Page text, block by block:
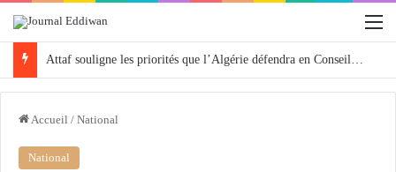
Attaf souligne les priorités que l’Algérie défendra en Conseil de sécurité « avec rigueur et engagement »
Accueil / National
National